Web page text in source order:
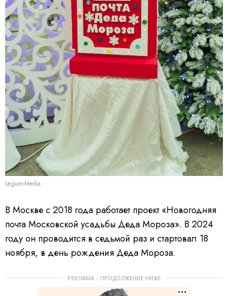
Legion-Media
В Москве с 2018 года работает проект «Новогодняя
почта Московской усадьбы Деда Мороза». В 2024
году он проводится в седьмой раз и стартовал 18
ноября, в день рождения Деда Мороза.
РЕКЛАМА – ПРОДОЛЖЕНИЕ НИЖЕ